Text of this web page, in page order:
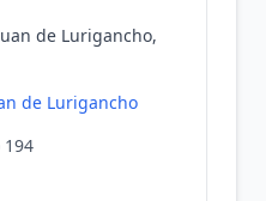
de Lurigancho,
de Lurigancho
194